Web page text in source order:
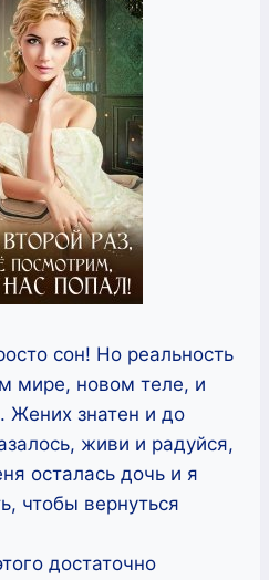
сон! Но реальность
мире, новом теле, и
знатен и до
живи и радуйся,
осталась дочь и я
чтобы вернуться
достаточно